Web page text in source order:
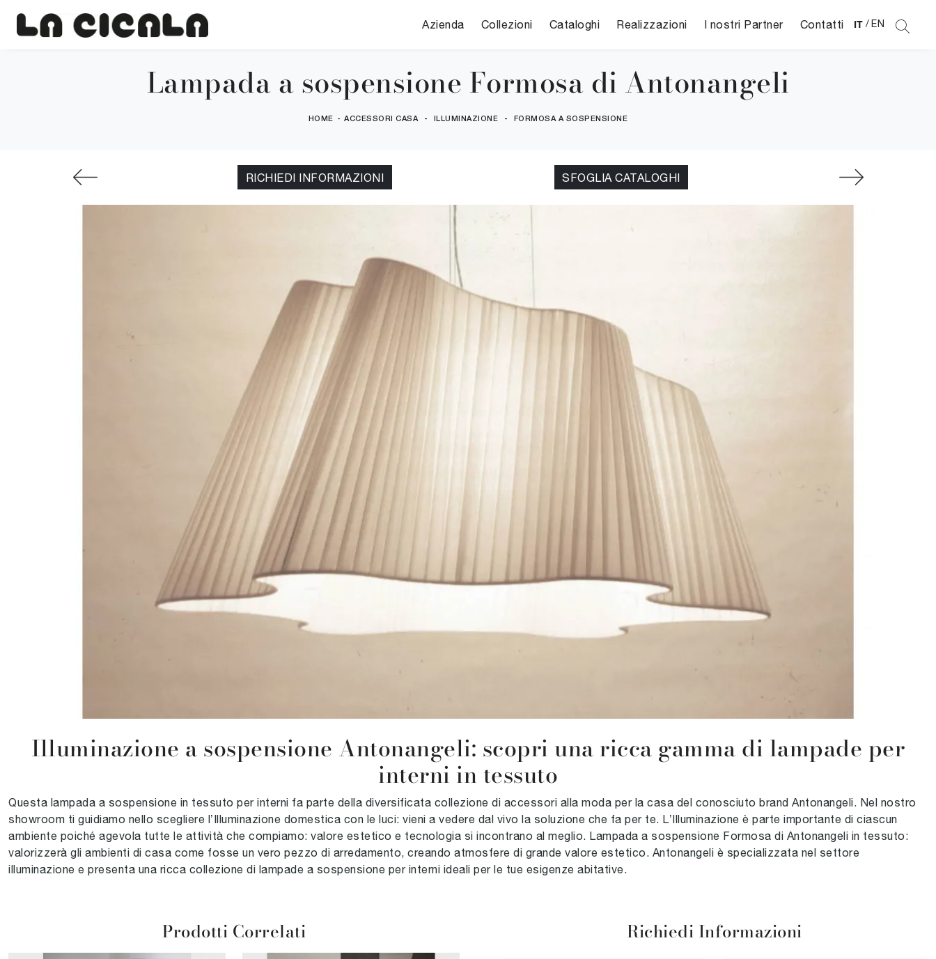
Azienda Collezioni Cataloghi Realizzazioni I nostri Partner Contatti IT / EN
Lampada a sospensione Formosa di Antonangeli
HOME - ACCESSORI CASA - ILLUMINAZIONE - FORMOSA A SOSPENSIONE
RICHIEDI INFORMAZIONI SFOGLIA CATALOGHI
Illuminazione a sospensione Antonangeli: scopri una ricca gamma di lampade per
interni in tessuto
Questa lampada a sospensione in tessuto per interni fa parte della diversificata collezione di accessori alla moda per la casa del conosciuto brand Antonangeli. Nel nostro
showroom ti guidiamo nello scegliere l’Illuminazione domestica con le luci: vieni a vedere dal vivo la soluzione che fa per te. L’Illuminazione è parte importante di ciascun
ambiente poiché agevola tutte le attività che compiamo: valore estetico e tecnologia si incontrano al meglio. Lampada a sospensione Formosa di Antonangeli in tessuto:
valorizzerà gli ambienti di casa come fosse un vero pezzo di arredamento, creando atmosfere di grande valore estetico. Antonangeli è specializzata nel settore
illuminazione e presenta una ricca collezione di lampade a sospensione per interni ideali per le tue esigenze abitative.
Prodotti Correlati Richiedi Informazioni